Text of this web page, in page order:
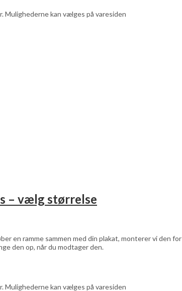
Mulighederne kan vælges på varesiden
– vælg størrelse
en ramme sammen med din plakat, monterer vi den
den op, når du modtager den.
Mulighederne kan vælges på varesiden